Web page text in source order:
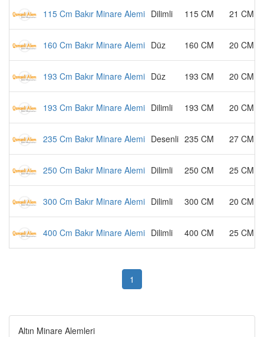
115 Cm Bakır Minare Alemi Dilimli 115 CM 21 CM
160 Cm Bakır Minare Alemi Düz 160 CM 20 CM
193 Cm Bakır Minare Alemi Düz 193 CM 20 CM
193 Cm Bakır Minare Alemi Dilimli 193 CM 20 CM
235 Cm Bakır Minare Alemi Desenli 235 CM 27 CM
250 Cm Bakır Minare Alemi Dilimli 250 CM 25 CM
300 Cm Bakır Minare Alemi Dilimli 300 CM 20 CM
400 Cm Bakır Minare Alemi Dilimli 400 CM 25 CM
1
Altın Minare Alemleri